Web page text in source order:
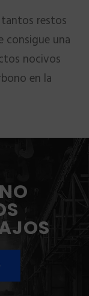
tantos restos
consigue una
nocivos
en la